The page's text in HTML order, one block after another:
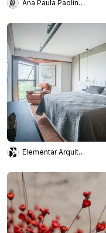
Ana Paula Paolinelli
Elementar Arquitetura